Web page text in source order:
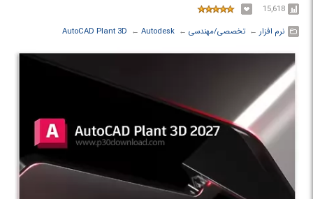
15,618
نرم افزار ← ‏تخصصی/مهندسی ← ‏
Autodesk
← ‏
AutoCAD Plant 3D